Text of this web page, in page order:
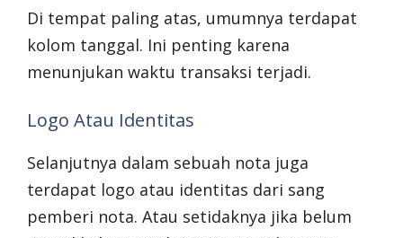
Di tempat paling atas, umumnya terdapat
kolom tanggal. Ini penting karena
menunjukan waktu transaksi terjadi.
Logo Atau Identitas
Selanjutnya dalam sebuah nota juga
terdapat logo atau identitas dari sang
pemberi nota. Atau setidaknya jika belum